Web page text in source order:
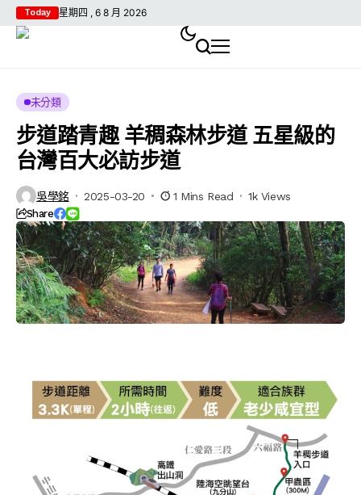
Today 星期四 , 6 8 月 2026
未分類
步道踏青趣 羊稠森林步道 五星級的
台灣百大必訪步道
吳學銘 2025-03-20 1 Mins Read 1k Views
Share